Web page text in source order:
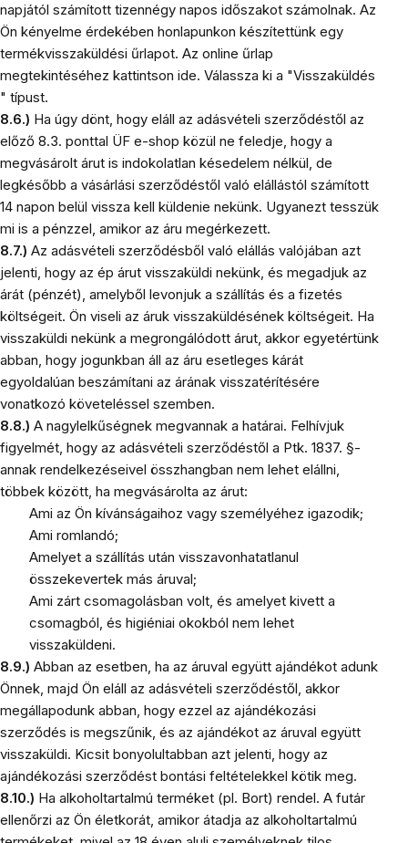
napjától számított tizennégy napos időszakot számolnak. Az
Ön kényelme érdekében honlapunkon készítettünk egy
termékvisszaküldési űrlapot. Az online űrlap
megtekintéséhez kattintson ide. Válassza ki a "Visszaküldés
" típust.
8.6.) Ha úgy dönt, hogy eláll az adásvételi szerződéstől az
előző 8.3. ponttal ÜF e-shop közül ne feledje, hogy a
megvásárolt árut is indokolatlan késedelem nélkül, de
legkésőbb a vásárlási szerződéstől való elállástól számított
14 napon belül vissza kell küldenie nekünk. Ugyanezt tesszük
mi is a pénzzel, amikor az áru megérkezett.
8.7.) Az adásvételi szerződésből való elállás valójában azt
jelenti, hogy az ép árut visszaküldi nekünk, és megadjuk az
árát (pénzét), amelyből levonjuk a szállítás és a fizetés
költségeit. Ön viseli az áruk visszaküldésének költségeit. Ha
visszaküldi nekünk a megrongálódott árut, akkor egyetértünk
abban, hogy jogunkban áll az áru esetleges kárát
egyoldalúan beszámítani az árának visszatérítésére
vonatkozó követeléssel szemben.
8.8.) A nagylelkűségnek megvannak a határai. Felhívjuk
figyelmét, hogy az adásvételi szerződéstől a Ptk. 1837. §-
annak rendelkezéseivel összhangban nem lehet elállni,
többek között, ha megvásárolta az árut:
Ami az Ön kívánságaihoz vagy személyéhez igazodik;
Ami romlandó;
Amelyet a szállítás után visszavonhatatlanul
összekevertek más áruval;
Ami zárt csomagolásban volt, és amelyet kivett a
csomagból, és higiéniai okokból nem lehet
visszaküldeni.
8.9.) Abban az esetben, ha az áruval együtt ajándékot adunk
Önnek, majd Ön eláll az adásvételi szerződéstől, akkor
megállapodunk abban, hogy ezzel az ajándékozási
szerződés is megszűnik, és az ajándékot az áruval együtt
visszaküldi. Kicsit bonyolultabban azt jelenti, hogy az
ajándékozási szerződést bontási feltételekkel kötik meg.
8.10.) Ha alkoholtartalmú terméket (pl. Bort) rendel. A futár
ellenőrzi az Ön életkorát, amikor átadja az alkoholtartalmú